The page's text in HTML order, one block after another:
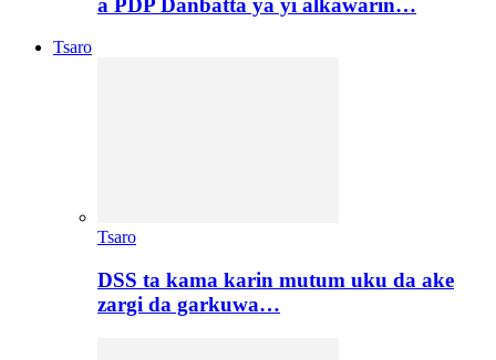
Tsaro
Tsaro
DSS ta kama karin mutum uku da ake
zargi da garkuwa…